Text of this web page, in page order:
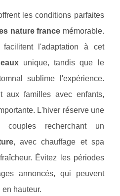
les conditions parfaites
nature france mémorable.
facilitent l'adaptation à cet
unique, tandis que le
sublime l'expérience.
aux familles avec enfants,
L'hiver réserve une
couples recherchant un
, avec chauffage et spa
Évitez les périodes
annoncés, qui peuvent
hauteur.